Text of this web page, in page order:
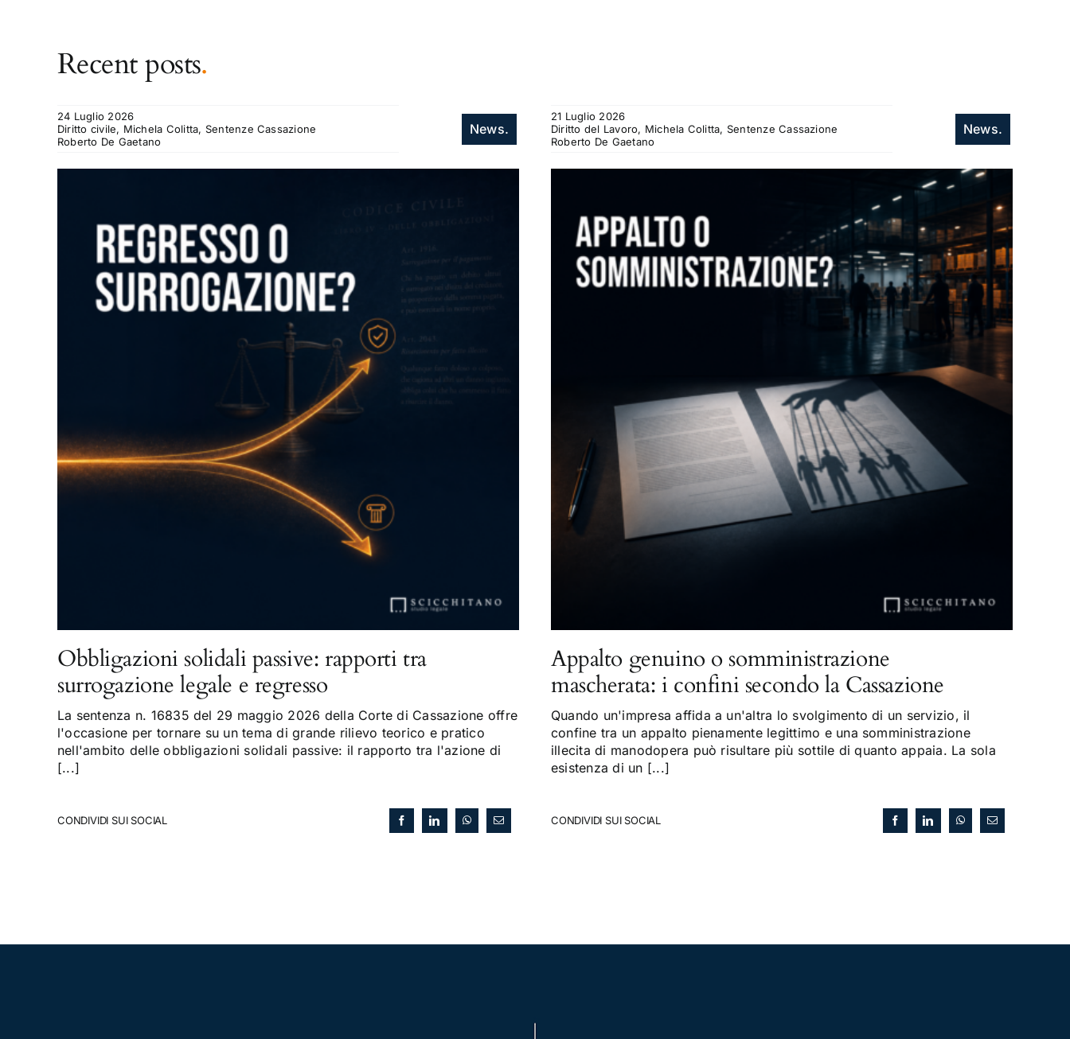
Recent posts.
24 Luglio 2026
Diritto civile, Michela Colitta, Sentenze Cassazione
Roberto De Gaetano
News.
Obbligazioni solidali passive: rapporti tra
surrogazione legale e regresso
La sentenza n. 16835 del 29 maggio 2026 della Corte di Cassazione offre
l'occasione per tornare su un tema di grande rilievo teorico e pratico
nell'ambito delle obbligazioni solidali passive: il rapporto tra l'azione di
[...]
CONDIVIDI SUI SOCIAL
21 Luglio 2026
Diritto del Lavoro, Michela Colitta, Sentenze Cassazione
Roberto De Gaetano
News.
Appalto genuino o somministrazione
mascherata: i confini secondo la Cassazione
Quando un'impresa affida a un'altra lo svolgimento di un servizio, il
confine tra un appalto pienamente legittimo e una somministrazione
illecita di manodopera può risultare più sottile di quanto appaia. La sola
esistenza di un [...]
CONDIVIDI SUI SOCIAL